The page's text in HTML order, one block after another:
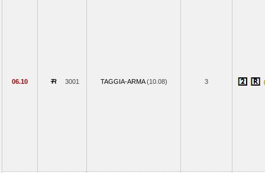
06.10 3001 TAGGIA-ARMA(10.08) 3